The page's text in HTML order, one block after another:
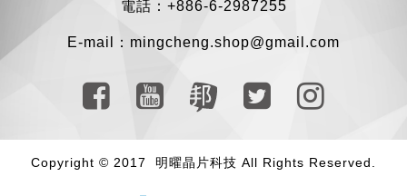
電話：+886-6-2987255
E-mail： mingcheng.shop@gmail.com
Copyright © 2017 明曜晶片科技 All Rights Reserved.